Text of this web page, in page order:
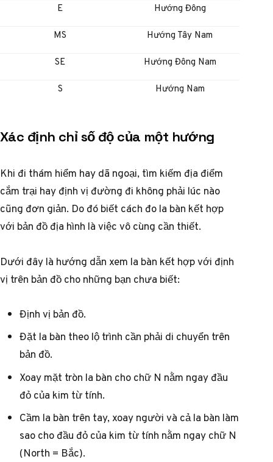
E
Hướng Đông
MS
Hướng Tây Nam
SE
Hướng Đông Nam
S
Hướng Nam
Xác định chỉ số độ của một hướng
Khi đi thám hiểm hay dã ngoại, tìm kiếm địa điểm
cắm trại hay định vị đường đi không phải lúc nào
cũng đơn giản. Do đó biết cách đo la bàn kết hợp
với bản đồ địa hình là việc vô cùng cần thiết.
Dưới đây là hướng dẫn xem la bàn kết hợp với định
vị trên bản đồ cho những bạn chưa biết:
Định vị bản đồ.
Đặt la bàn theo lộ trình cần phải di chuyển trên
bản đồ.
Xoay mặt tròn la bàn cho chữ N nằm ngay đầu
đỏ của kim từ tính.
Cầm la bàn trên tay, xoay người và cả la bàn làm
sao cho đầu đỏ của kim từ tính nằm ngay chữ N
(North = Bắc).